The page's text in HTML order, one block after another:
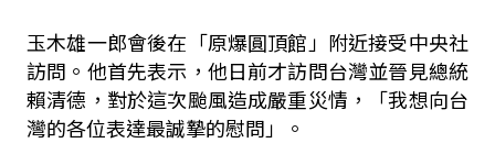
玉木雄一郎會後在「原爆圓頂館」附近接受中央社
訪問。他首先表示，他日前才訪問台灣並晉見總統
賴清德，對於這次颱風造成嚴重災情，「我想向台
灣的各位表達最誠摯的慰問」。